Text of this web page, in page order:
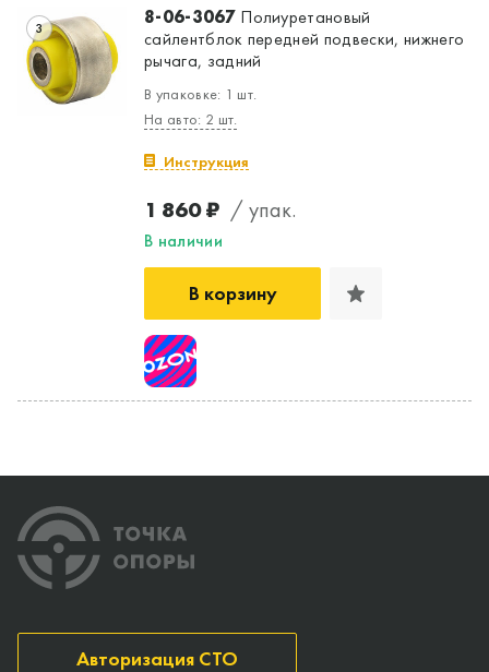
3 8-06-3067Полиуретановый
сайлентблок передней подвески, нижнего
рычага, задний
В упаковке: 1 шт.
На авто: 2 шт.
Инструкция
1 860 ₽ / упак.
В наличии
В корзину
Авторизация СТО